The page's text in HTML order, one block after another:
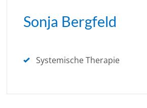
Sonja Bergfeld
Systemische Therapie